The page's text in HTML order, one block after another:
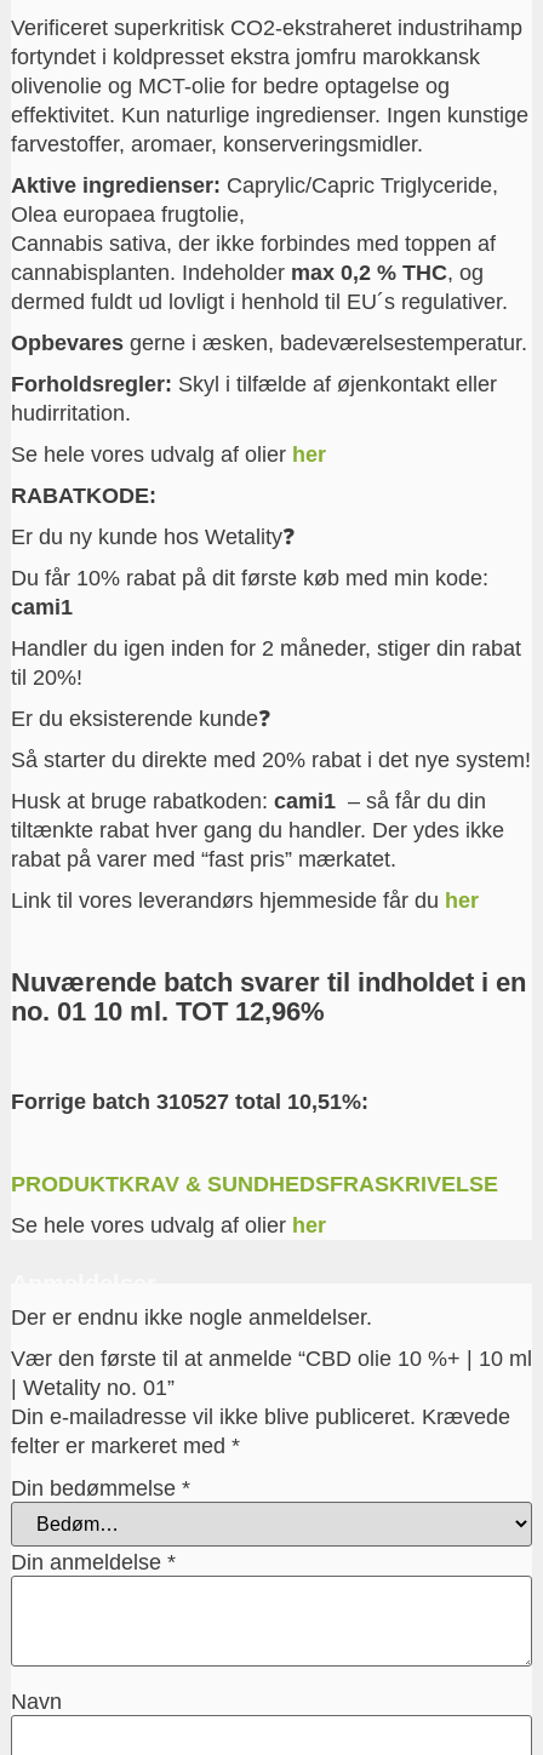
Verificeret superkritisk CO2-ekstraheret industrihamp
fortyndet i koldpresset ekstra jomfru marokkansk
olivenolie og MCT-olie for bedre optagelse og
effektivitet. Kun naturlige ingredienser. Ingen kunstige
farvestoffer, aromaer, konserveringsmidler.
Aktive ingredienser: Caprylic/Capric Triglyceride,
Olea europaea frugtolie,
Cannabis sativa, der ikke forbindes med toppen af
cannabisplanten. Indeholder max 0,2 % THC, og
dermed fuldt ud lovligt i henhold til EU´s regulativer.
Opbevaresgerne i æsken, badeværelsestemperatur.
Forholdsregler: Skyl i tilfælde af øjenkontakt eller
hudirritation.
Se hele vores udvalg af olier her
RABATKODE:
Er du ny kunde hos Wetality❓
Du får 10% rabat på dit første køb med min kode:
cami1
Handler du igen inden for 2 måneder, stiger din rabat
til 20%!
Er du eksisterende kunde❓
Så starter du direkte med 20% rabat i det nye system!
Husk at bruge rabatkoden: cami1 – så får du din
tiltænkte rabat hver gang du handler. Der ydes ikke
rabat på varer med “fast pris” mærkatet.
Link til vores leverandørs hjemmeside får du her
Nuværende batch svarer til indholdet i en
no. 01 10 ml. TOT 12,96%
Forrige batch 310527 total 10,51%:
PRODUKTKRAV & SUNDHEDSFRASKRIVELSE
Se hele vores udvalg af olier her
Der er endnu ikke nogle anmeldelser.
Vær den første til at anmelde “CBD olie 10 %+ | 10 ml
| Wetality no. 01”
Din e-mailadresse vil ikke blive publiceret. Krævede
felter er markeret med *
Din bedømmelse *
Din anmeldelse *
Navn